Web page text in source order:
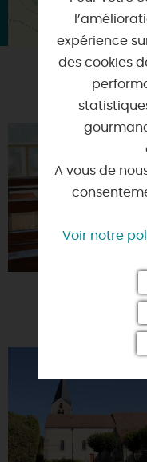
expérience
des cookies
A vous de
Voir notre